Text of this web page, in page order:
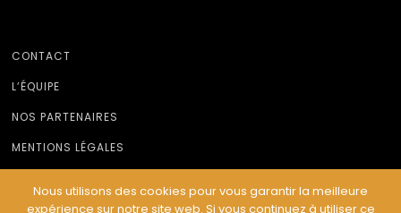
CONTACT
L’ÉQUIPE
NOS PARTENAIRES
MENTIONS LÉGALES
Nous utilisons des cookies pour vous garantir la meilleure
expérience sur notre site web. Si vous continuez à utiliser ce